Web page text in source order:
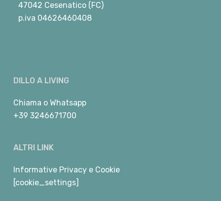
47042 Cesenatico (FC)
p.iva 04626460408
DILLO A LIVING
Chiama o Whatsapp
+39 3246671700
ALTRI LINK
Informative Privacy e Cookie
[cookie_settings]